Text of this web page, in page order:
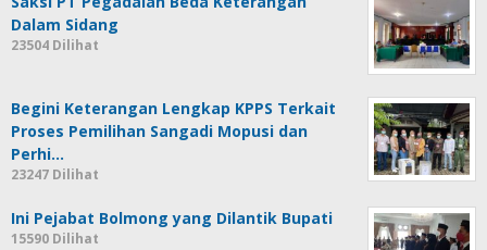
Dalam Sidang
23504 Dilihat
Begini Keterangan Lengkap KPPS Terkait
Proses Pemilihan Sangadi Mopusi dan
Perhi…
23247 Dilihat
Ini Pejabat Bolmong yang Dilantik Bupati
15590 Dilihat